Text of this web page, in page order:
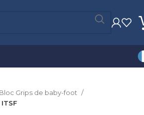
Grips de baby-foot